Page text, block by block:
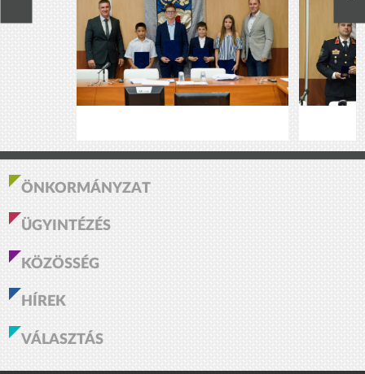
ÖNKORMÁNYZAT
ÜGYINTÉZÉS
KÖZÖSSÉG
HÍREK
VÁLASZTÁS